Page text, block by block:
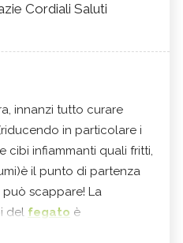
Cordiali Saluti
innanzi tutto curare
in particolare i
cibi infiammanti quali fritti,
il punto di partenza
scappare! La
del fegato è
sulla pelle danno